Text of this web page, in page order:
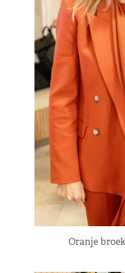
Oranje